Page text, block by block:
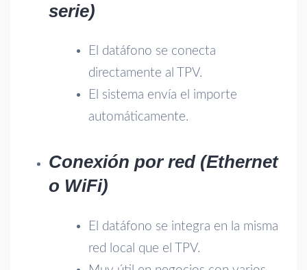
serie)
El datáfono se conecta
directamente al TPV.
El sistema envía el importe
automáticamente.
Conexión por red (Ethernet
o WiFi)
El datáfono se integra en la misma
red local que el TPV.